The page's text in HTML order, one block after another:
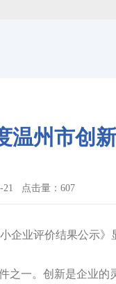
温州市创
21 点击量： 607
企业评价结果公示
之一。创新是企业